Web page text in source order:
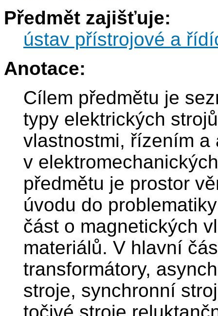
Předmět zajišťuje:
ústav přístrojové a
Anotace:
Cílem předmětu je
typy elektrických
vlastnostmi, řízením a
v
předmětu je prostor
úvodu do
část o magnetických
materiálů. V hlavní
transformátory,
stroje, synchronní